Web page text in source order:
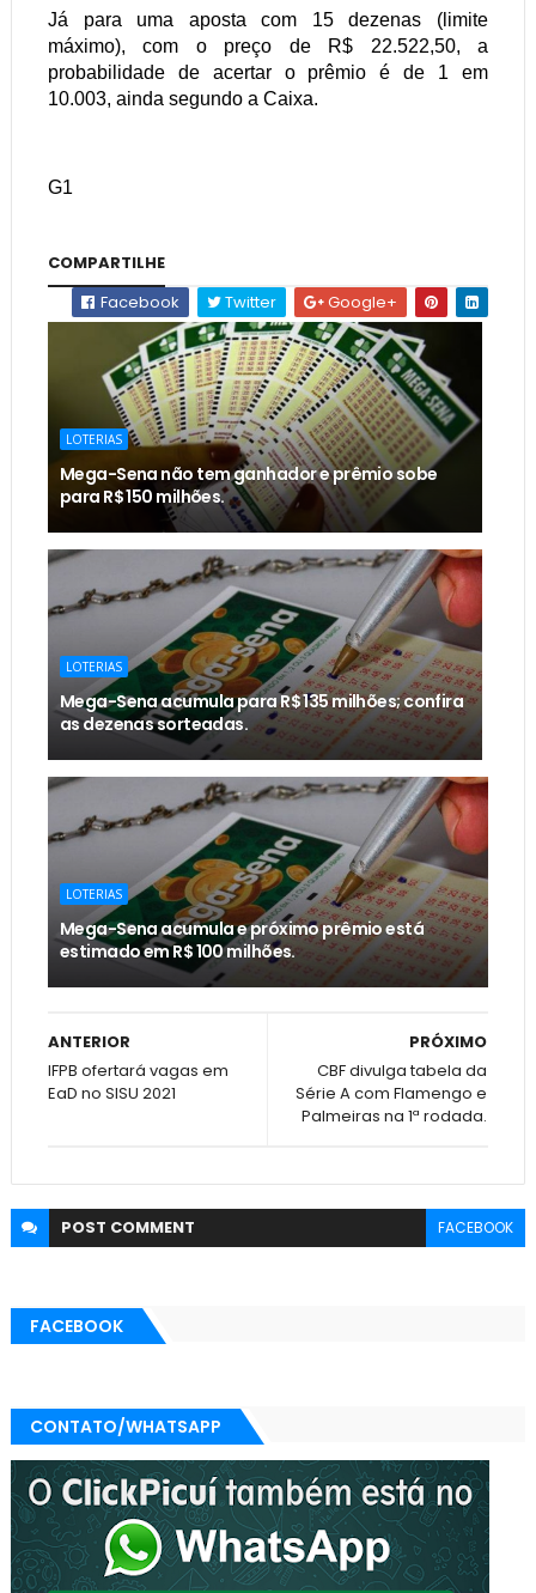
Já para uma aposta com 15 dezenas (limite
máximo), com o preço de R$ 22.522,50, a
probabilidade de acertar o prêmio é de 1 em
10.003, ainda segundo a Caixa.
G1
COMPARTILHE
Facebook
Twitter Google+
LOTERIAS
Mega-Sena não tem ganhador e prêmio sobe
para R$ 150 milhões.
LOTERIAS
Mega-Sena acumula para R$ 135 milhões; confira
as dezenas sorteadas.
LOTERIAS
Mega-Sena acumula e próximo prêmio está
estimado em R$ 100 milhões.
PRÓXIMO
CBF divulga tabela da
Série A com Flamengo e
Palmeiras na 1ª rodada.
ANTERIOR
IFPB ofertará vagas em
EaD no SISU 2021
POST COMMENT FACEBOOK
FACEBOOK
CONTATO/WHATSAPP